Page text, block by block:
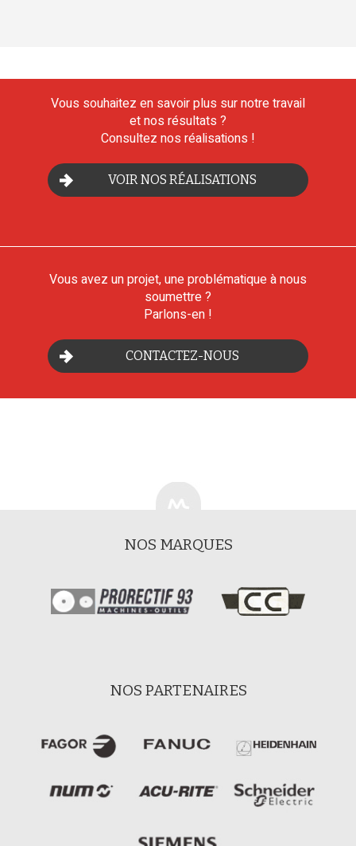
Vous souhaitez en savoir plus sur notre travail
et nos résultats ?
Consultez nos réalisations !
VOIR NOS RÉALISATIONS
Vous avez un projet, une problématique à nous
soumettre ?
Parlons-en !
CONTACTEZ-NOUS
NOS MARQUES
NOS PARTENAIRES